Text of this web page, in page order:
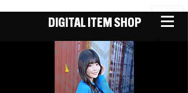
DIGITAL ITEM SHOP